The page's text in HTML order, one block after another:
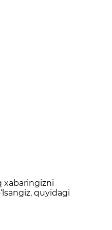
xabaringizni
quyidagi